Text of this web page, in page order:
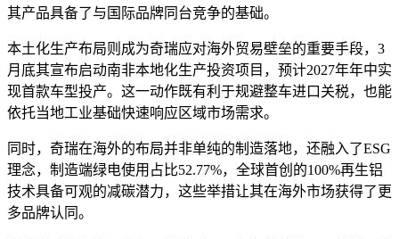
其产品具备了与国际品牌同台竞争的基础。
本土化生产布局则成为奇瑞应对海外贸易壁垒的重要手段，3
月底其宣布启动南非本地化生产投资项目，预计2027年年中实
现首款车型投产。这一动作既有利于规避整车进口关税，也能
依托当地工业基础快速响应区域市场需求。
同时，奇瑞在海外的布局并非单纯的制造落地，还融入了ESG
理念，制造端绿电使用占比52.77%，全球首创的100%再生铝
技术具备可观的减碳潜力，这些举措让其在海外市场获得了更
多品牌认同。